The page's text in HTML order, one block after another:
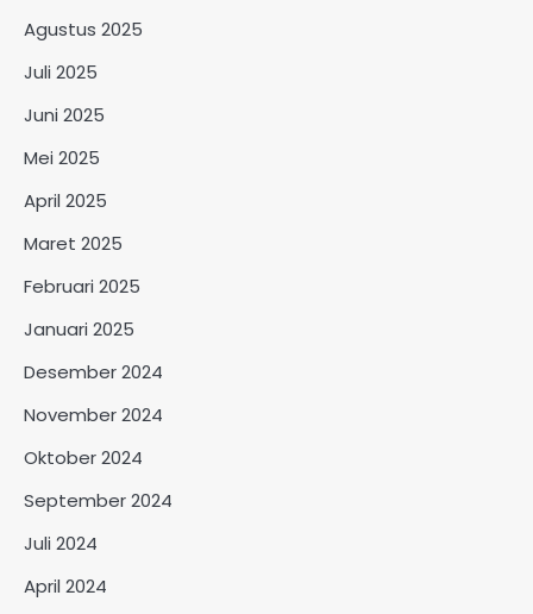
Agustus 2025
Juli 2025
Juni 2025
Mei 2025
April 2025
Maret 2025
Februari 2025
Januari 2025
Desember 2024
November 2024
Oktober 2024
September 2024
Juli 2024
April 2024